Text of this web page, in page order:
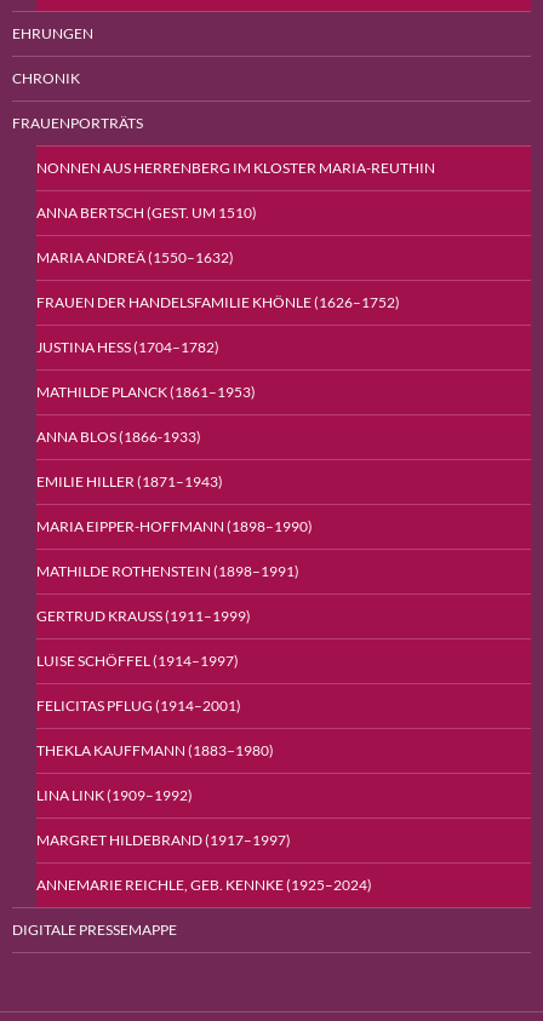
EHRUNGEN
CHRONIK
FRAUENPORTRÄTS
NONNEN AUS HERRENBERG IM KLOSTER MARIA-REUTHIN
ANNA BERTSCH (GEST. UM 1510)
MARIA ANDREÄ (1550–1632)
FRAUEN DER HANDELSFAMILIE KHÖNLE (1626–1752)
JUSTINA HESS (1704–1782)
MATHILDE PLANCK (1861–1953)
ANNA BLOS (1866-1933)
EMILIE HILLER (1871–1943)
MARIA EIPPER-HOFFMANN (1898–1990)
MATHILDE ROTHENSTEIN (1898–1991)
GERTRUD KRAUSS (1911–1999)
LUISE SCHÖFFEL (1914–1997)
FELICITAS PFLUG (1914–2001)
THEKLA KAUFFMANN (1883−1980)
LINA LINK (1909–1992)
MARGRET HILDEBRAND (1917–1997)
ANNEMARIE REICHLE, GEB. KENNKE (1925–2024)
DIGITALE PRESSEMAPPE